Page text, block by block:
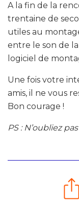
A la fin de la
trentaine de
utiles au
entre le son de
logiciel de
Une fois votre
amis, il ne vous
Bon courage !
PS : N’oubliez